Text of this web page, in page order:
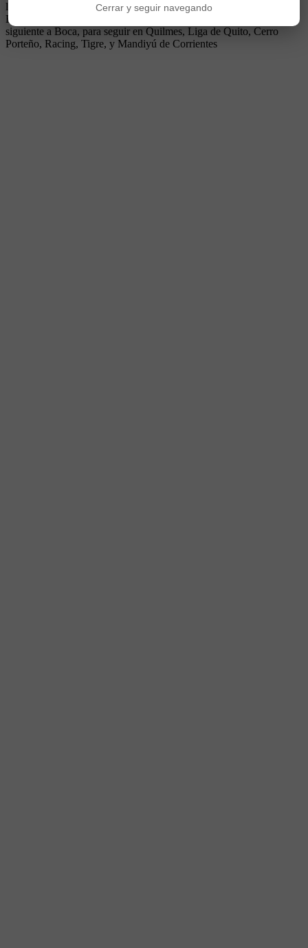
le hizo el gol del triunfo a Libertad de Paraguay. En 1979 jugó en
Espanyol y en Almería de España, retornando brevemente al año
siguiente a Boca, para seguir en Quilmes, Liga de Quito, Cerro
Porteño, Racing, Tigre, y Mandiyú de Corrientes
Cerrar y seguir navegando